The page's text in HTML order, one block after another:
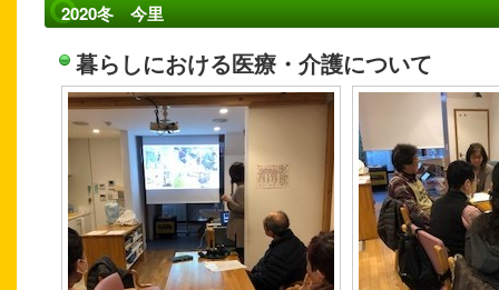
2020冬 今里
暮らしにおける医療・介護について